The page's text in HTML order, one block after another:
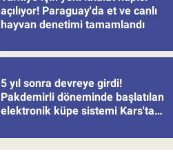
açılıyor! Paraguay'da et ve canlı
hayvan denetimi tamamlandı
5 yıl sonra devreye girdi!
Pakdemirli döneminde başlatılan
elektronik küpe sistemi Kars'tan